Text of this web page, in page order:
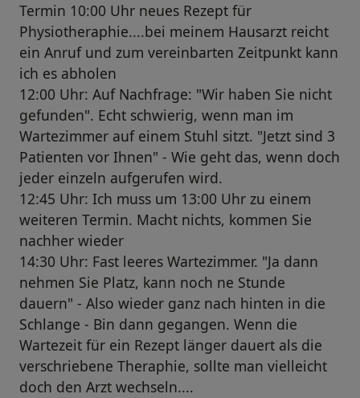
Termin 10:00 Uhr neues Rezept für
Physiotheraphie....bei meinem Hausarzt reicht
ein Anruf und zum vereinbarten Zeitpunkt kann
ich es abholen
12:00 Uhr: Auf Nachfrage: "Wir haben Sie nicht
gefunden". Echt schwierig, wenn man im
Wartezimmer auf einem Stuhl sitzt. "Jetzt sind 3
Patienten vor Ihnen" - Wie geht das, wenn doch
jeder einzeln aufgerufen wird.
12:45 Uhr: Ich muss um 13:00 Uhr zu einem
weiteren Termin. Macht nichts, kommen Sie
nachher wieder
14:30 Uhr: Fast leeres Wartezimmer. "Ja dann
nehmen Sie Platz, kann noch ne Stunde
dauern" - Also wieder ganz nach hinten in die
Schlange - Bin dann gegangen. Wenn die
Wartezeit für ein Rezept länger dauert als die
verschriebene Theraphie, sollte man vielleicht
doch den Arzt wechseln....